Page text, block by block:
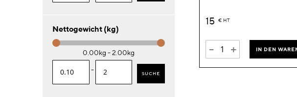
15 € HT
- + IN DEN
Nettogewicht (kg)
0.00kg - 2.00kg
- SUCHE